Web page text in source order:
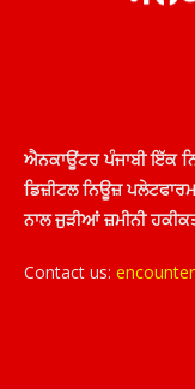
ਐਨਕਾਊਂਟਰ ਪੰਜਾਬੀ ਇੱਕ
ਡਿਜ਼ੀਟਲ ਨਿਊਜ਼
ਨਾਲ ਜੁੜੀਆਂ ਜ਼ਮੀਨੀ
Contact us: